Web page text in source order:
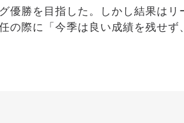
優勝を目指した。しかし結果はリ
の際に「今季は良い成績を残せず